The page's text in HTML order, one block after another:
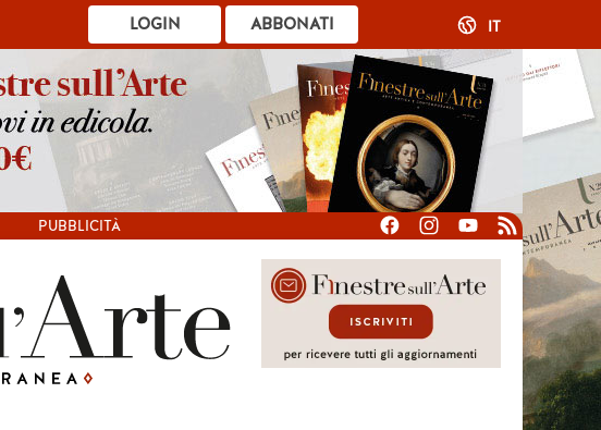
ABBONATI
LOGIN IT
PUBBLICITÀ